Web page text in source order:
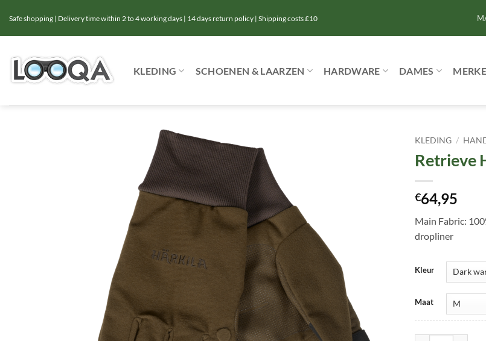
naar
inhoud
Safe shopping | Delivery time within 2 to 4 working days | 14 days return policy | Shipping costs £10
KLEDING SCHOENEN & LAARZEN HARDWARE DAMES
KLEDING /
Retrieve
€64,95
Main Fabric:
dropliner
Kleur
Maat